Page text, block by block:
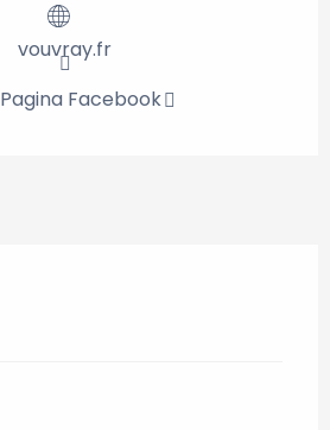
vouvray.fr
Pagina Facebook